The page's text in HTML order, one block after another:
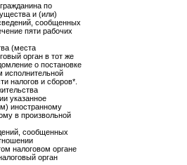
по
и (или)
сообщенных
пяти рабочих
(места
орган в тот же
о постановке
исполнительной
налогов и сборов*.
указанное
иностранному
в произвольной
сообщенных
налоговом органе
орган